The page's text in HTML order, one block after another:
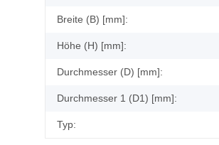
Breite (B) [mm]:
Höhe (H) [mm]:
Durchmesser (D) [mm]:
Durchmesser 1 (D1) [mm]:
Typ: